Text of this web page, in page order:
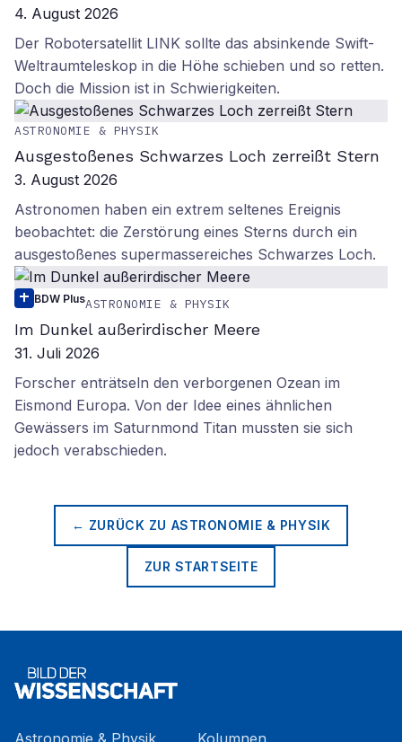
4. August 2026
Der Robotersatellit LINK sollte das absinkende Swift-
Weltraumteleskop in die Höhe schieben und so retten.
Doch die Mission ist in Schwierigkeiten.
ASTRONOMIE & PHYSIK
Ausgestoßenes Schwarzes Loch zerreißt Stern
3. August 2026
Astronomen haben ein extrem seltenes Ereignis
beobachtet: die Zerstörung eines Sterns durch ein
ausgestoßenes supermassereiches Schwarzes Loch.
BDW PlusASTRONOMIE & PHYSIK
Im Dunkel außerirdischer Meere
31. Juli 2026
Forscher enträtseln den verborgenen Ozean im
Eismond Europa. Von der Idee eines ähnlichen
Gewässers im Saturnmond Titan mussten sie sich
jedoch verabschieden.
← ZURÜCK ZU ASTRONOMIE & PHYSIK
ZUR STARTSEITE
Astronomie & Physik
Kolumnen